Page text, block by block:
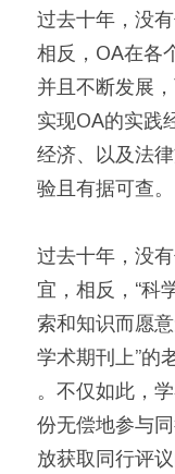
过去十年，没
相反，OA在各
并且不断发展
实现OA的实践
经济、以及法
验且有据可查。
过去十年，没
宜，相反，“科
索和知识而愿
学术期刊上”的
。不仅如此，
份无偿地参与
放获取同行评